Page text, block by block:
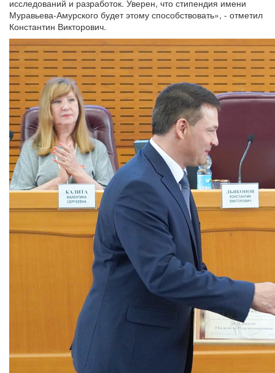
исследований и разработок. Уверен, что стипендия имени
Муравьева-Амурского будет этому способствовать», - отметил
Константин Викторович.